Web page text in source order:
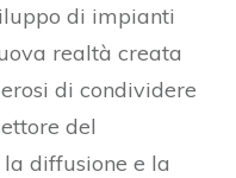
di impianti
realtà creata
di condividere
del
diffusione e la